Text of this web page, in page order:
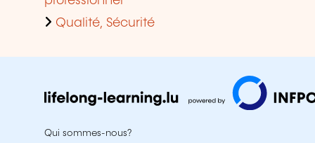
Qualité, Sécurité
Qui sommes-nous?